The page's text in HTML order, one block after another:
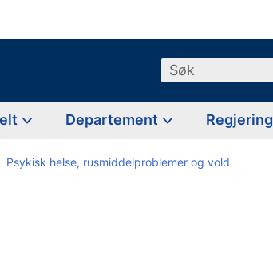
Søk
Departement Regjering
Psykisk helse, rusmiddelproblemer og vold